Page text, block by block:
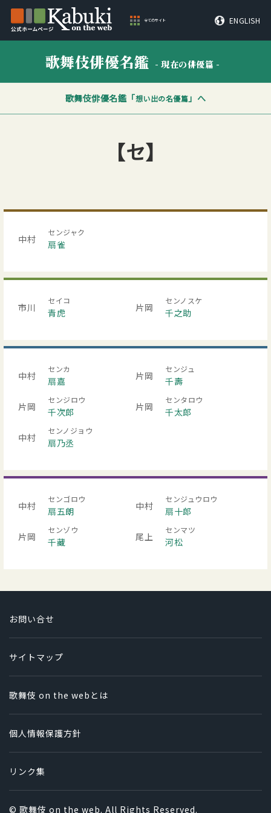
全てのサイト ENGLISH
歌舞伎俳優名鑑 - 現在の俳優篇 -
歌舞伎俳優名鑑「想い出の名優篇」へ
【セ】
中村
センジャク
扇雀
市川
セイコ
青虎 片岡
センノスケ
千之助
中村
センカ
扇嘉 片岡
センジュ
千壽
片岡
センジロウ
千次郎 片岡
センタロウ
千太郎
中村
センノジョウ
扇乃丞
中村
センゴロウ
扇五朗 中村
センジュウロウ
扇十郎
片岡
センゾウ
千藏 尾上
センマツ
河松
お問い合せ
サイトマップ
歌舞伎 on the webとは
個人情報保護方針
リンク集
© 歌舞伎 on the web. All Rights Reserved.